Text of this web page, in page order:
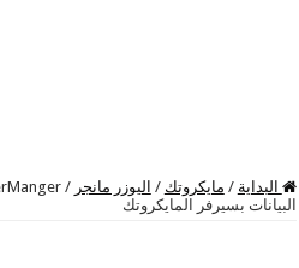
البداية / مايكروتك / اليوزر مانجر /
البيانات بسيرفر المايكروتك